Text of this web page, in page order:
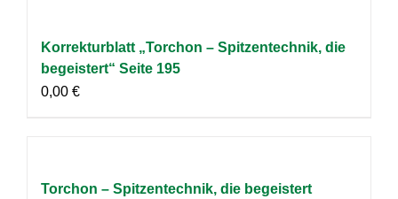
Korrekturblatt „Torchon – Spitzentechnik, die
begeistert“ Seite 195
0,00 €
Torchon – Spitzentechnik, die begeistert